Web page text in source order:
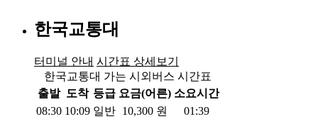
한국교통대
터미널 안내 시간표 상세보기
한국교통대 가는 시외버스 시간표
출발 도착 등급 요금(어른) 소요시간
08:30 10:09 일반 10,300 원 01:39